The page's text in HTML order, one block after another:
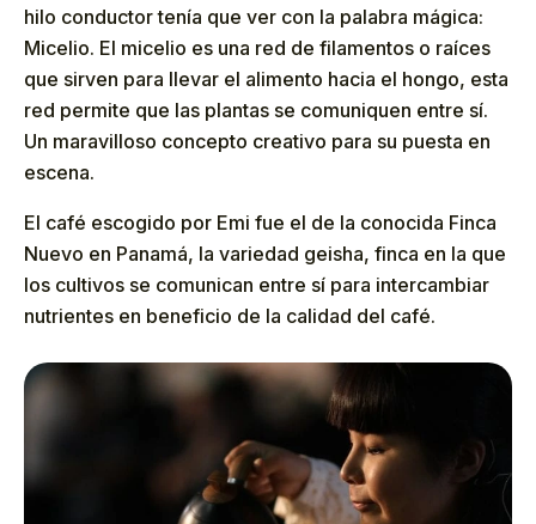
hilo conductor tenía que ver con la palabra mágica:
Micelio. El micelio es una red de filamentos o raíces
que sirven para llevar el alimento hacia el hongo, esta
red permite que las plantas se comuniquen entre sí.
Un maravilloso concepto creativo para su puesta en
escena.
El café escogido por Emi fue el de la conocida Finca
Nuevo en Panamá, la variedad geisha, finca en la que
los cultivos se comunican entre sí para intercambiar
nutrientes en beneficio de la calidad del café.